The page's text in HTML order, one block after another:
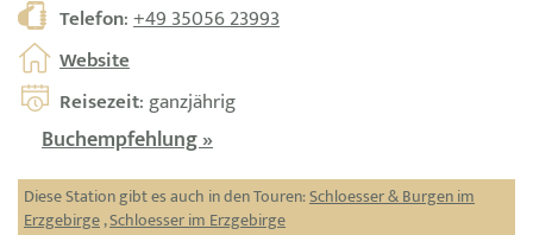
Telefon:+49 35056 23993
Website
Reisezeit: ganzjährig
Buchempfehlung »
Diese Station gibt es auch in den Touren:Schloesser & Burgen im
Erzgebirge,Schloesser im Erzgebirge